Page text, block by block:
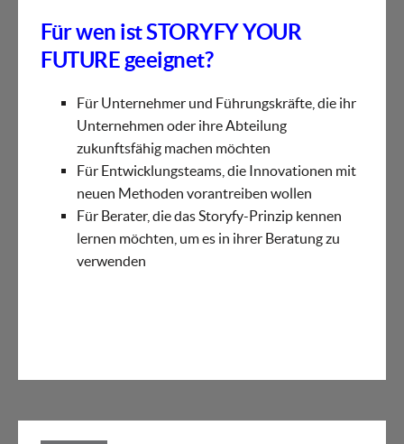
Für wen ist STORYFY YOUR
FUTURE geeignet?
Für Unternehmer und Führungskräfte, die ihr
Unternehmen oder ihre Abteilung
zukunftsfähig machen möchten
Für Entwicklungsteams, die Innovationen mit
neuen Methoden vorantreiben wollen
Für Berater, die das Storyfy-Prinzip kennen
lernen möchten, um es in ihrer Beratung zu
verwenden